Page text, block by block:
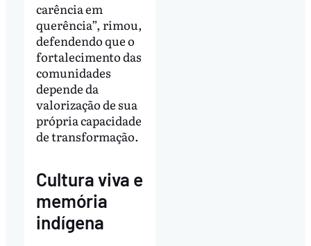
carência em
querência”, rimou,
defendendo que o
fortalecimento das
comunidades
depende da
valorização de sua
própria capacidade
de transformação.
Cultura viva e
memória
indígena